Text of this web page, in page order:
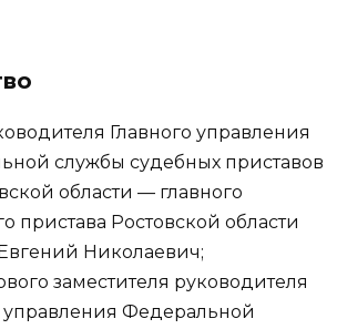
Главного управления
службы судебных приставов
области — главного
пристава Ростовской области
Николаевич;
заместителя руководителя
управления Федеральной